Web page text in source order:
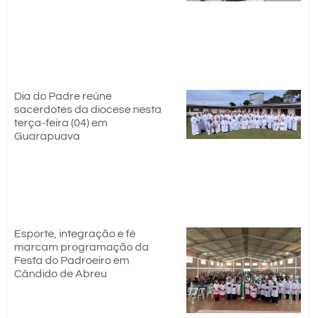
Dia do Padre reúne
sacerdotes da diocese nesta
terça-feira (04) em
Guarapuava
Esporte, integração e fé
marcam programação da
Festa do Padroeiro em
Cândido de Abreu